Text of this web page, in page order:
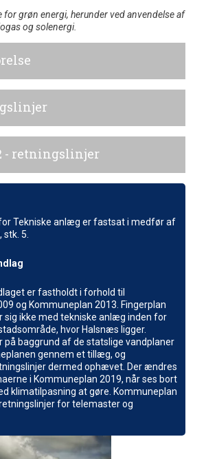
for grøn energi, herunder ved anvendelse af
og solenergi.
- retningslinjer
Tekniske anlæg er fastsat i medfør af
5.
er fastholdt i forhold til
og Kommuneplan 2013. Fingerplan
ikke med tekniske anlæg inden for
hvor Halsnæs ligger.
på baggrund af de statslige vandplaner
gennem et tillæg, og
dermed ophævet. Der ændres
i Kommuneplan 2019, når ses bort
klimatilpasning at gøre. Kommuneplan
for telemaster og